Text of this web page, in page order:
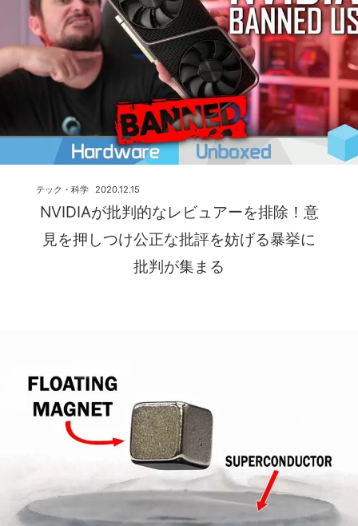
NVIDIAが批判的なレビュアーを排除！意
見を押しつけ公正な批評を妨げる暴挙に
批判が集まる
2020.12.15
テック・科学